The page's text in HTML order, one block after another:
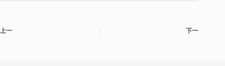
上一 下一